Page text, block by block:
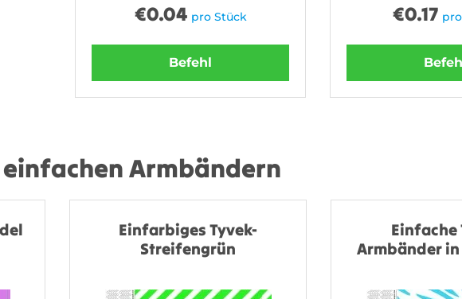
€0.04 pro Stück
Befehl
€0.17
Armbändern
Einfarbiges Tyvek-
Streifengrün
Einfache
Armbänder